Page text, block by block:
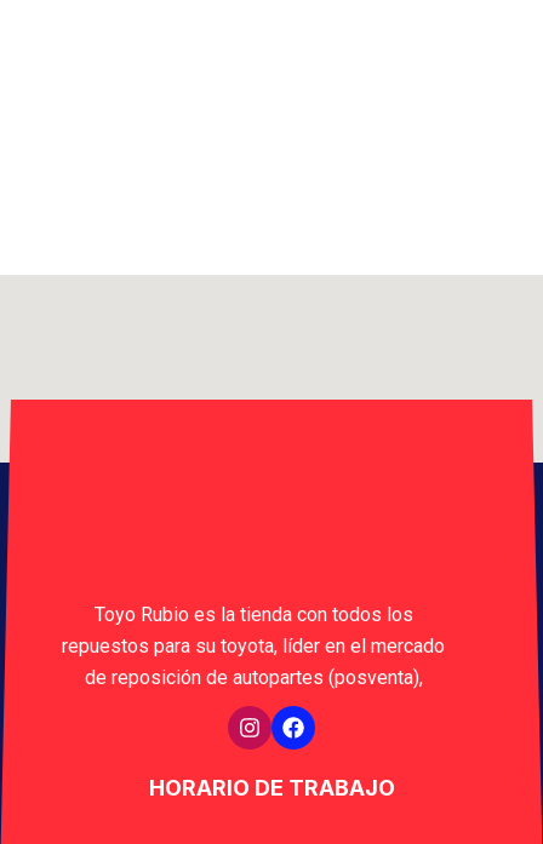
Toyo Rubio es la tienda con todos los
repuestos para su toyota, líder en el mercado
de reposición de autopartes (posventa),
HORARIO DE TRABAJO